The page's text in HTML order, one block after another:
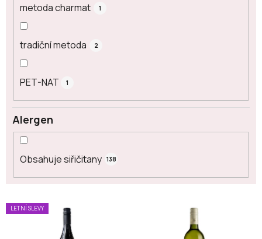
metoda charmat 1
tradiční metoda 2
PET-NAT 1
Alergen
Obsahuje siřičitany 138
V
ý
LETNÍ SLEVY